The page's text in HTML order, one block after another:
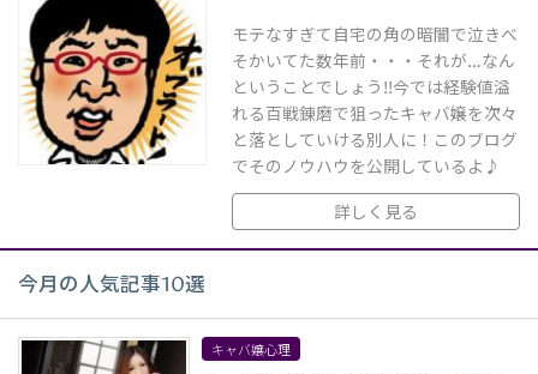
モテなすぎて自宅の角の暗闇で泣きべ
そかいてた数年前・・・それが…なん
ということでしょう!!今では経験値溢
れる百戦錬磨で狙ったキャバ嬢を次々
と落としていける別人に！このブログ
でそのノウハウを公開しているよ♪
詳しく見る
今月の人気記事10選
キャバ嬢心理